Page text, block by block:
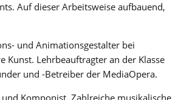
Auf dieser Arbeitsweise aufbauend,
und Animationsgestalter bei
Lehrbeauftragter an der Klasse
und -Betreiber der MediaOpera.